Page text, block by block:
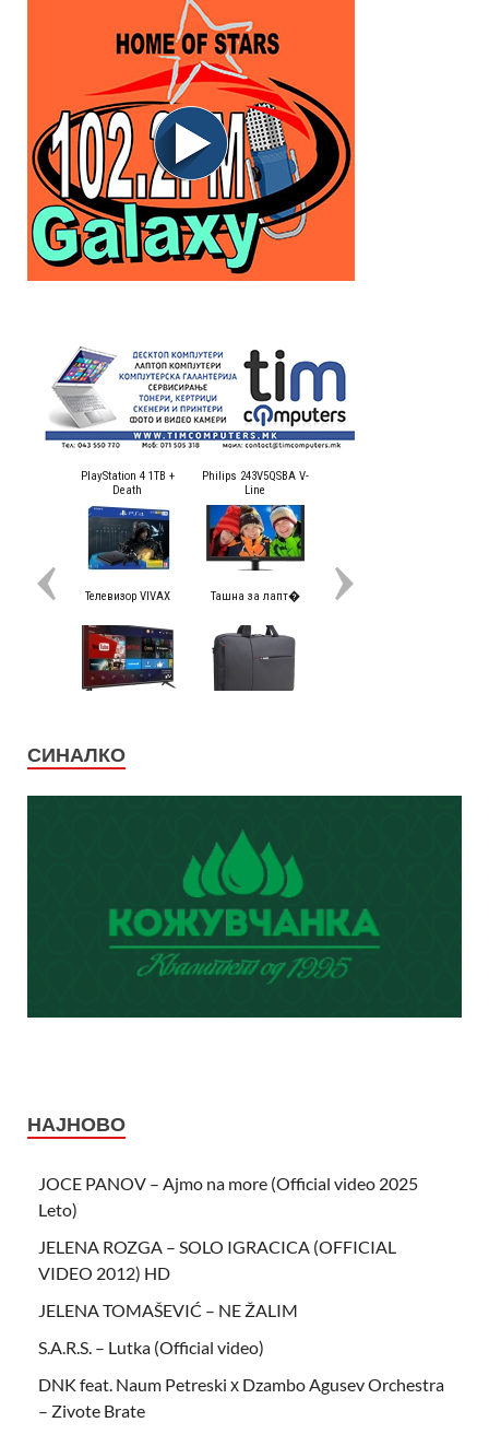
СИНАЛКО
НАЈНОВО
JOCE PANOV – Ajmo na more (Official video 2025
Leto)
JELENA ROZGA – SOLO IGRACICA (OFFICIAL
VIDEO 2012) HD
JELENA TOMAŠEVIĆ – NE ŽALIM
S.A.R.S. – Lutka (Official video)
DNK feat. Naum Petreski х Dzambo Agusev Orchestra
– Zivote Brate